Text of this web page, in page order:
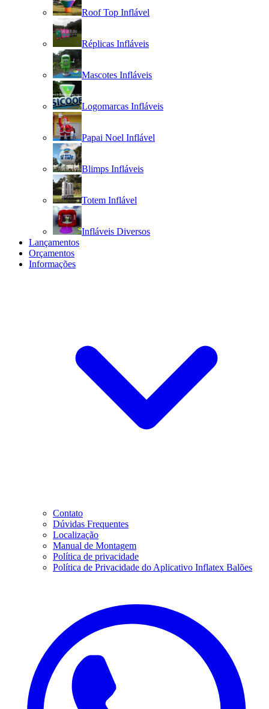
Roof Top Inflável
Réplicas Infláveis
Mascotes Infláveis
Logomarcas Infláveis
Papai Noel Inflável
Blimps Infláveis
Totem Inflável
Infláveis Diversos
Lançamentos
Orçamentos
Informações
Contato
Dúvidas Frequentes
Localização
Manual de Montagem
Política de privacidade
Política de Privacidade do Aplicativo Inflatex Balões